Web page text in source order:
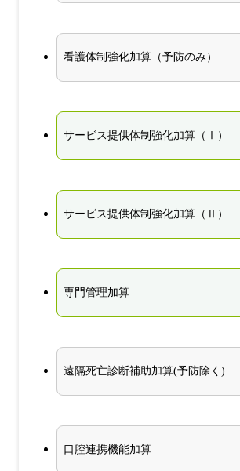
看護体制強化加算（予防のみ）
サービス提供体制強化加算（Ⅰ）
サービス提供体制強化加算（Ⅱ）
専門管理加算
遠隔死亡診断補助加算(予防除く)
口腔連携機能加算